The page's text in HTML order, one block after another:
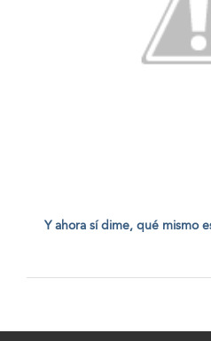
Y ahora sí dime, qué mismo